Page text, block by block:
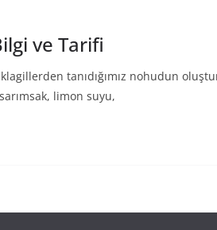
ve Tarifi
tanıdığımız nohudun
limon suyu,